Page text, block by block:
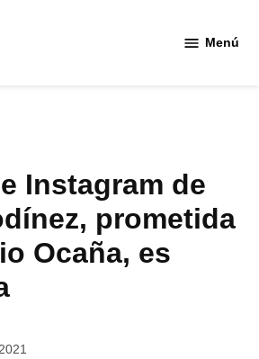
Menú
Instagram de
prometida
Ocaña, es